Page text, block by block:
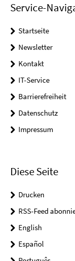
Service-
Startseite
Newsletter
Kontakt
IT-Service
Barrierefreiheit
Datenschutz
Impressum
Diese Seite
Drucken
RSS-Feed
English
Español